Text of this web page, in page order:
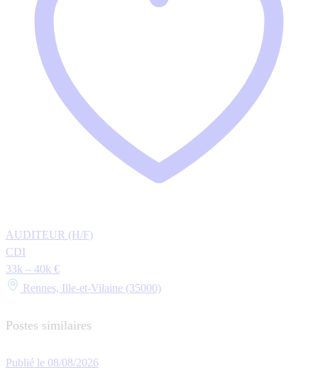
AUDITEUR (H/F)
CDI
33k – 40k €
Rennes, Ille-et-Vilaine (35000)
Postes similaires
Publié le 08/08/2026